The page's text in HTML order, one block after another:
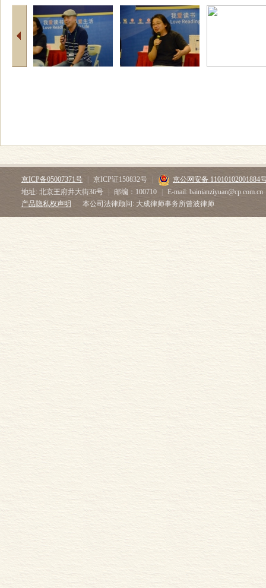
京ICP备05007371号 京ICP证150832号
京公网安备 11010102001884
地址: 北京王府井大街36号
邮编：100710
E-mail: bainianziyuan@cp.com.cn
产品隐私权声明
本公司法律顾问: 大成律师事务所曾波律师